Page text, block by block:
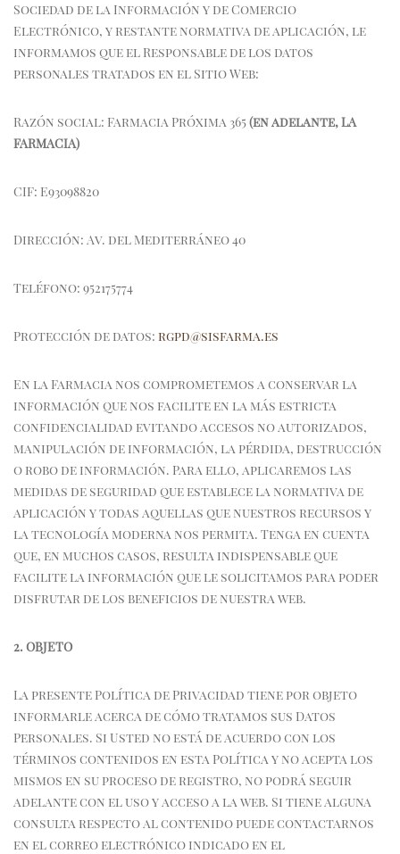
Sociedad de la Información y de Comercio
Electrónico, y restante normativa de aplicación, le
informamos que el Responsable de los datos
personales tratados en el Sitio Web:
Razón social: Farmacia Próxima 365(en adelante, LA
FARMACIA)
CIF: E93098820
Dirección: Av. del Mediterráneo 40
Teléfono: 952175774
Protección de datos: rgpd@sisfarma.es
En la Farmacia nos comprometemos a conservar la
información que nos facilite en la más estricta
confidencialidad evitando accesos no autorizados,
manipulación de información, la pérdida, destrucción
o robo de información. Para ello, aplicaremos las
medidas de seguridad que establece la normativa de
aplicación y todas aquellas que nuestros recursos y
la tecnología moderna nos permita. Tenga en cuenta
que, en muchos casos, resulta indispensable que
facilite la información que le solicitamos para poder
disfrutar de los beneficios de nuestra web.
2. OBJETO
La presente Política de Privacidad tiene por objeto
informarle acerca de cómo tratamos sus Datos
Personales. Si Usted no está de acuerdo con los
términos contenidos en esta Política y no acepta los
mismos en su proceso de registro, no podrá seguir
adelante con el uso y acceso a la web. Si tiene alguna
consulta respecto al contenido puede contactarnos
en el correo electrónico indicado en el